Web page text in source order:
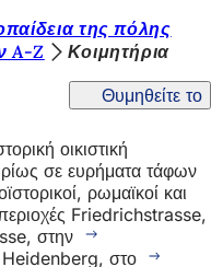
της πόλης
A-Z
Κοιμητήρια
Θυμηθείτε το
οικιστική
σε ευρήματα τάφων
ρωμαϊκοί και
περιοχές Friedrichstrasse,
στην
στο